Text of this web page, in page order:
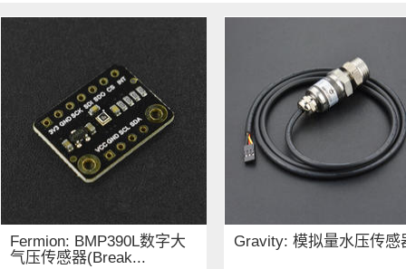
Fermion: BMP390L数字大
气压传感器(Break...
Gravity: 模拟量水压传感